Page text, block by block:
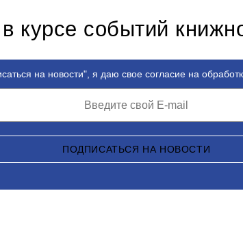
курсе событий
на новости", я даю свое согласие на
ПОДПИСАТЬСЯ НА НОВОСТИ